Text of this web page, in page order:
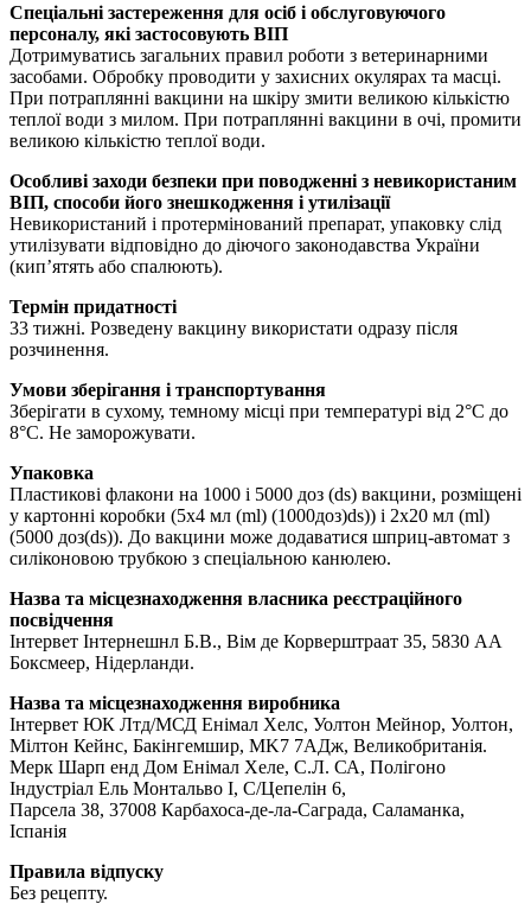
Спеціальні застереження для осіб і обслуговуючого
персоналу, які застосовують ВІП
Дотримуватись загальних правил роботи з ветеринарними
засобами. Обробку проводити у захисних окулярах та масці.
При потраплянні вакцини на шкіру змити великою кількістю
теплої води з милом. При потраплянні вакцини в очі, промити
великою кількістю теплої води.
Особливі заходи безпеки при поводженні з невикористаним
ВІП, способи його знешкодження і утилізації
Невикористаний і протермінований препарат, упаковку слід
утилізувати відповідно до діючого законодавства України
(кип’ятять або спалюють).
Термін придатності
33 тижні. Розведену вакцину використати одразу після
розчинення.
Умови зберігання і транспортування
Зберігати в сухому, темному місці при температурі від 2°С до
8°С. Не заморожувати.
Упаковка
Пластикові флакони на 1000 і 5000 доз (ds) вакцини, розміщені
у картонні коробки (5х4 мл (ml) (1000доз)ds)) і 2х20 мл (ml)
(5000 доз(ds)). До вакцини може додаватися шприц-автомат з
силіконовою трубкою з спеціальною канюлею.
Назва та місцезнаходження власника реєстраційного
посвідчення
Інтервет Інтернешнл Б.В., Вім де Корверштраат 35, 5830 АА
Боксмеер, Нідерланди.
Назва та місцезнаходження виробника
Інтервет ЮК Лтд/МСД Енімал Хелс, Уолтон Мейнор, Уолтон,
Мілтон Кейнс, Бакінгемшир, MK7 7АДж, Великобританія.
Мерк Шарп енд Дом Енімал Хеле, С.Л. СА, Полігоно
Індустріал Ель Монтальво І, С/Цепелін 6,
Парсела 38, 37008 Карбахоса-де-ла-Саграда, Саламанка,
Іспанія
Правила відпуску
Без рецепту.